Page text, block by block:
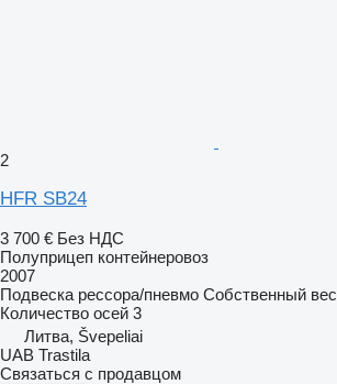
2
HFR SB24
3 700 € Без НДС
Полуприцеп контейнеровоз
2007
Подвеска рессора/пневмо Собственный вес
Количество осей 3
Литва, Švepeliai
UAB Trastila
Связаться с продавцом